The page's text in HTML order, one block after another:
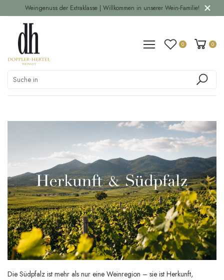
Weingenuss der Extraklasse | Willkommen in unserer Wein-Familie!
0 0
Die Südpfalz ist mehr als nur eine Weinregion – sie ist Herkunft,